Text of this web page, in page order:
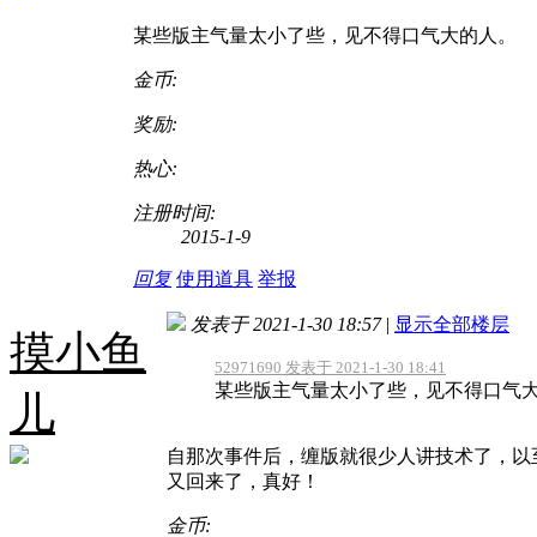
某些版主气量太小了些，见不得口气大的人。
金币:
奖励:
热心:
注册时间:
2015-1-9
回复 使用道具 举报
摸小鱼
儿
发表于 2021-1-30 18:57 | 显示全部楼层
52971690 发表于 2021-1-30 18:41
某些版主气量太小了些，见不得口气
自那次事件后，缠版就很少人讲技术了，
又回来了，真好！
金币: